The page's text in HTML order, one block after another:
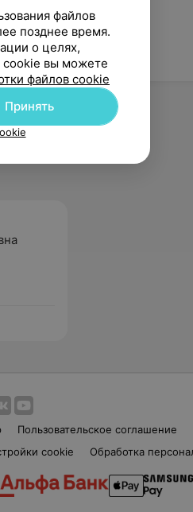
Пользовательское соглашение
cookie Обработка
файлов
позднее время.
о целях,
cookie вы можете
файлов cookie
Принять